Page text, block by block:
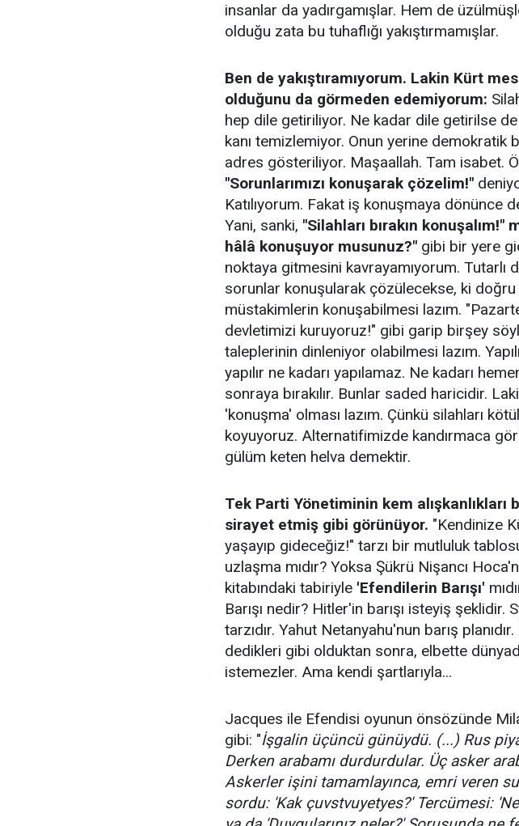
insanlar da yadırgamışlar. Hem de
olduğu zata bu tuhaflığı yakıştırmamışlar.
Ben de yakıştıramıyorum. Lakin Kürt
olduğunu da görmeden edemiyorum:
hep dile getiriliyor. Ne kadar dile getirilse de
kanı temizlemiyor. Onun yerine demokratik
adres gösteriliyor. Maşaallah. Tam isabet.
"Sorunlarımızı konuşarak çözelim!"
Katılıyorum. Fakat iş konuşmaya dönünce
Yani, sanki, "Silahları bırakın konuşalım!"
hâlâ konuşuyor musunuz?" gibi bir yere
noktaya gitmesini kavrayamıyorum. Tutarlı
sorunlar konuşularak çözülecekse, ki
müstakimlerin konuşabilmesi lazım.
devletimizi kuruyoruz!" gibi garip birşey
taleplerinin dinleniyor olabilmesi lazım.
yapılır ne kadarı yapılamaz. Ne kadarı
sonraya bırakılır. Bunlar saded haricidir.
'konuşma' olması lazım. Çünkü silahları
koyuyoruz. Alternatifimizde kandırmaca
gülüm keten helva demektir.
Tek Parti Yönetiminin kem alışkanlıkları
sirayet etmiş gibi görünüyor. "Kendinize
yaşayıp gideceğiz!" tarzı bir mutluluk
uzlaşma mıdır? Yoksa Şükrü Nişancı
kitabındaki tabiriyle 'Efendilerin Barışı'
Barışı nedir? Hitler'in barışı isteyiş şeklidir.
tarzıdır. Yahut Netanyahu'nun barış
dedikleri gibi olduktan sonra, elbette
istemezler. Ama kendi şartlarıyla...
Jacques ile Efendisi oyunun önsözünde
gibi: "İşgalin üçüncü günüydü. (...) Rus
Derken arabamı durdurdular. Üç asker
Askerler işini tamamlayınca, emri veren
sordu: 'Kak çuvstvuyetyes?' Tercümesi: